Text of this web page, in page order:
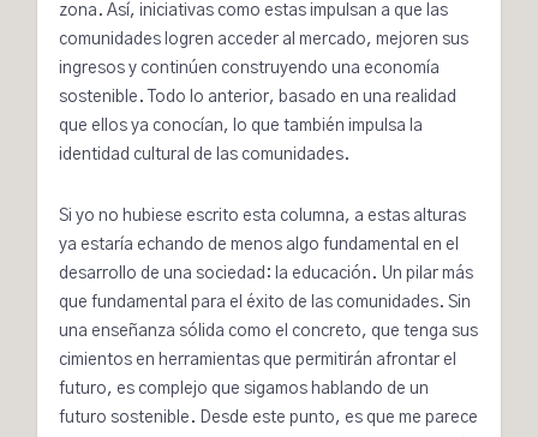
zona. Así, iniciativas como estas impulsan a que las
comunidades logren acceder al mercado, mejoren sus
ingresos y continúen construyendo una economía
sostenible. Todo lo anterior, basado en una realidad
que ellos ya conocían, lo que también impulsa la
identidad cultural de las comunidades.
Si yo no hubiese escrito esta columna, a estas alturas
ya estaría echando de menos algo fundamental en el
desarrollo de una sociedad: la educación. Un pilar más
que fundamental para el éxito de las comunidades. Sin
una enseñanza sólida como el concreto, que tenga sus
cimientos en herramientas que permitirán afrontar el
futuro, es complejo que sigamos hablando de un
futuro sostenible. Desde este punto, es que me parece